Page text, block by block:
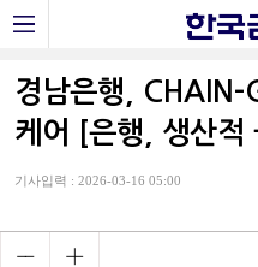
경남은행, CHAIN-
케어 [은행, 생산적
기사입력 : 2026-03-16 05:00